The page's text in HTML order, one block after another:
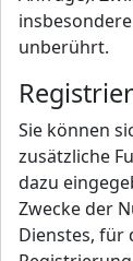
unberührt.
Sie können
zusätzliche
dazu
Zwecke der
Dienstes, für